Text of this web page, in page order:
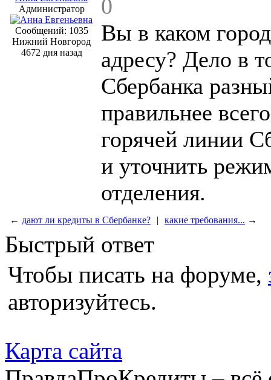
Администратор
Сообщений: 1035
Нижний Новгород
4672 дня назад
0
Вы в каком
адресу? Дело в
Сбербанка
правильнее
горячей линии
и уточнить
отделения.
← дают ли кредиты в Сбербанке? | какие требования... →
Быстрый ответ
Чтобы писать на форуме,
авторизуйтесь.
Карта сайта